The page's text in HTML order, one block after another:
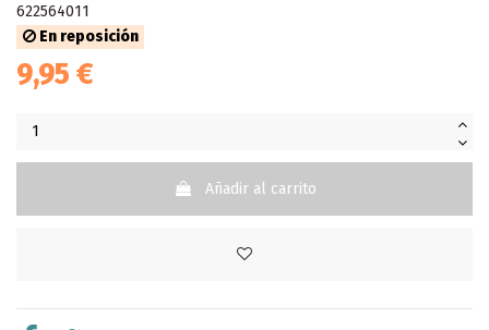
622564011
En reposición
9,95 €
Añadir al carrito